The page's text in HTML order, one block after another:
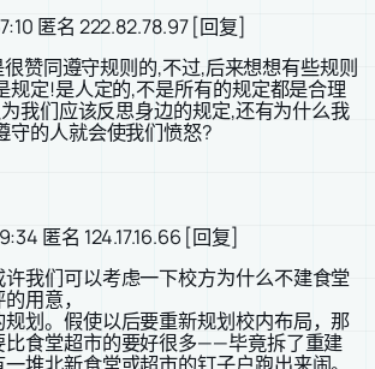
匿名 222.82.78.97 [回复]
赞同遵守规则的,不过,后来想想有些规则
规定!是人定的,不是所有的规定都是合理
我们应该反思身边的规定,还有为什么我
守的人就会使我们愤怒?
匿名 124.17.16.66 [回复]
我们可以考虑一下校方为什么不建食堂
用意，
划。假使以后要重新规划校内布局，那
比食堂超市的要好很多——毕竟拆了重建